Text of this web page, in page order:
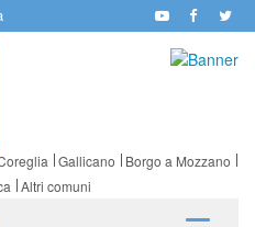
Gallicano
Borgo a Mozzano
Altri comuni